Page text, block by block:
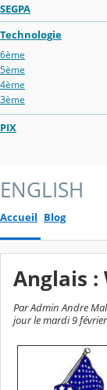
SEGPA
Technologie
6ème
5ème
4ème
3ème
PIX
ENGLISH
Accueil Blog
Anglais :
Par Admin Andre
jour le mardi 9